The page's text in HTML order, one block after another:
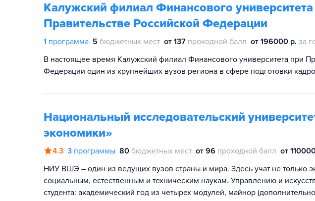
Калужский филиал Финансового
Правительстве Российской Федерации
1 программа 5 бюджетных мест от 137 проходной балл от 196000 р. за
В настоящее время Калужский филиал Финансового университета при
Федерации один из крупнейших вузов региона в сфере подготовки
Национальный исследовательский
экономики»
4.3 3 программы 80 бюджетных мест от 96 проходной балл от
НИУ ВШЭ – один из ведущих вузов страны и мира. Здесь учат не только
социальным, естественным и техническим наукам. Управлению и
студента: академический год из четырех модулей, майнор